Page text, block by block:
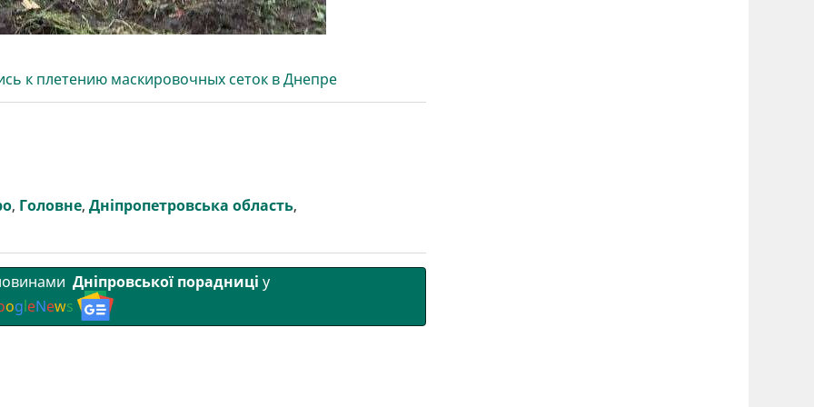
к плетению маскировочных сеток в Днепре
, Головне, Дніпропетровська область,
Дніпровської порадниці у
ogleNews